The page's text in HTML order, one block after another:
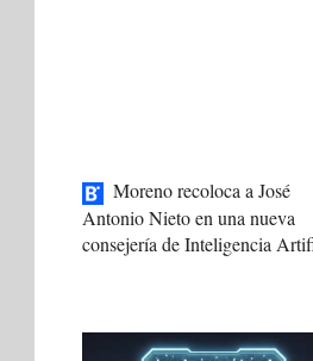
Moreno recoloca a José
Antonio Nieto en una nueva
consejería de Inteligencia